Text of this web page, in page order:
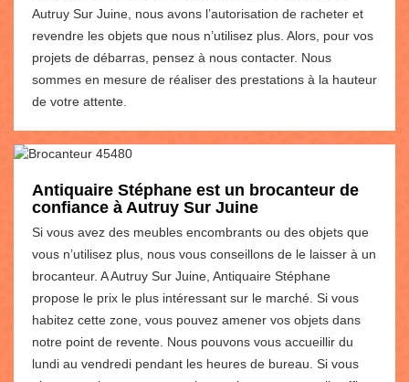
Autruy Sur Juine, nous avons l’autorisation de racheter et
revendre les objets que nous n’utilisez plus. Alors, pour vos
projets de débarras, pensez à nous contacter. Nous
sommes en mesure de réaliser des prestations à la hauteur
de votre attente.
Antiquaire Stéphane est un brocanteur de
confiance à Autruy Sur Juine
Si vous avez des meubles encombrants ou des objets que
vous n’utilisez plus, nous vous conseillons de le laisser à un
brocanteur. A Autruy Sur Juine, Antiquaire Stéphane
propose le prix le plus intéressant sur le marché. Si vous
habitez cette zone, vous pouvez amener vos objets dans
notre point de revente. Nous pouvons vous accueillir du
lundi au vendredi pendant les heures de bureau. Si vous